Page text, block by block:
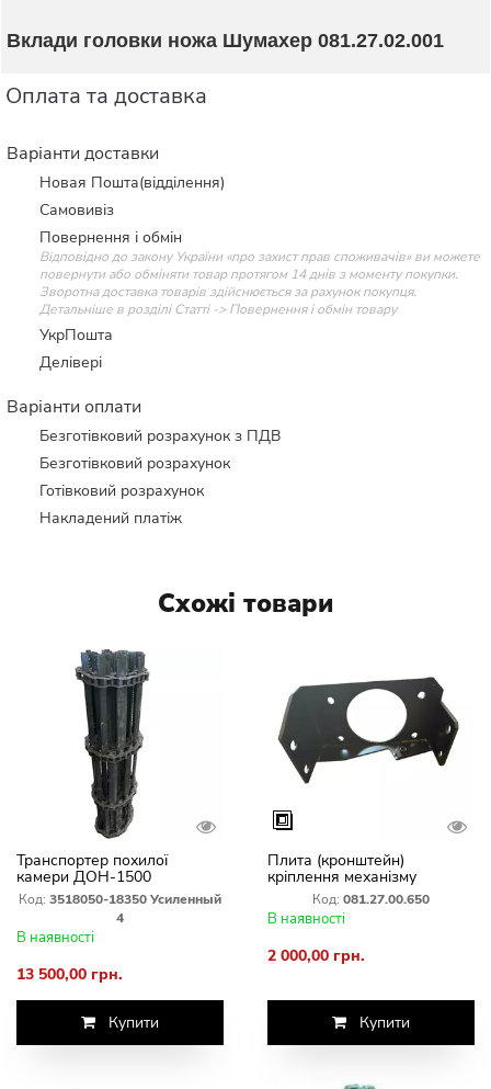
Вклади головки ножа Шумахер 081.27.02.001
Оплата та доставка
Варіанти доставки
Новая Пошта(відділення)
Самовивіз
Повернення і обмін
Відповідно до закону України «про захист прав споживачів» ви можете
повернути або обміняти товар протягом 14 днів з моменту покупки.
Зворотна доставка товарів здійснюється за рахунок покупця.
Детальніше в розділі Статті -> Повернення і обмін товару
УкрПошта
Делівері
Варіанти оплати
Безготівковий розрахунок з ПДВ
Безготівковий розрахунок
Готівковий розрахунок
Накладений платіж
Схожі товари
Транспортер похилої
камери ДОН-1500
посилений на болтах ЗІПК
Код: 3518050-18350 Усиленный
4
В наявності
13 500,00 грн.
Купити
Плита (кронштейн)
кріплення механізму
приводу ножа Шумахер
Дон, Акрос, Вектор
081.27.00.650
Код: 081.27.00.650
В наявності
2 000,00 грн.
Купити